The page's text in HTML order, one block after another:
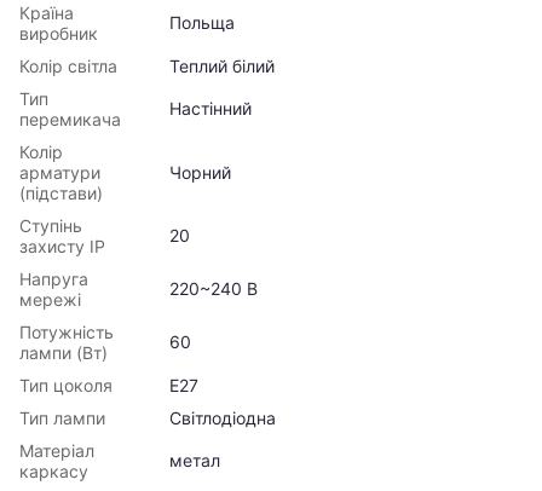
Країна
виробник
Польща
Колір світла
Теплий білий
Тип
перемикача
Настінний
Колір
арматури
(підстави)
Чорний
Ступінь
захисту IP
20
Напруга
мережі
220~240 В
Потужність
лампи (Вт)
60
Тип цоколя
E27
Тип лампи
Світлодіодна
Матеріал
каркасу
метал